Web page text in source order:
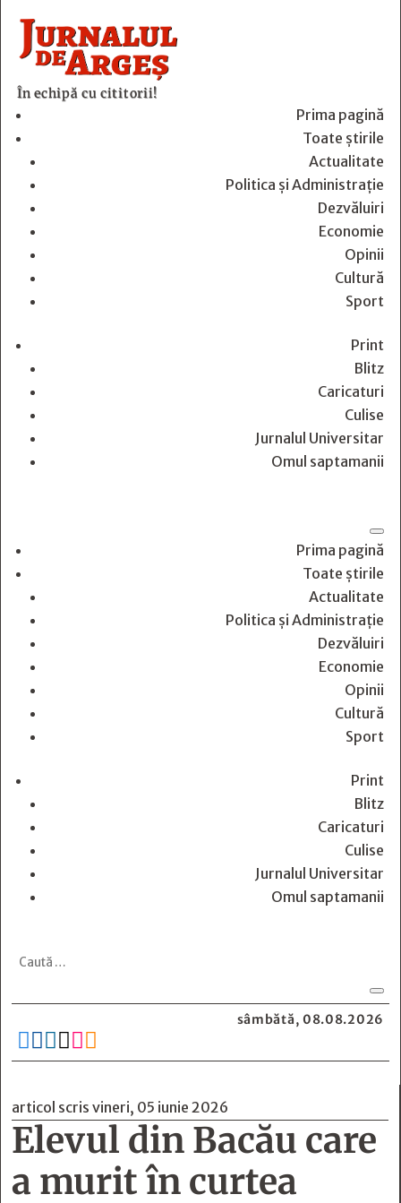
În echipă cu cititorii!
Prima pagină
Toate știrile
Actualitate
Politica și Administrație
Dezvăluiri
Economie
Opinii
Cultură
Sport
Print
Blitz
Caricaturi
Culise
Jurnalul Universitar
Omul saptamanii
Prima pagină
Toate știrile
Actualitate
Politica și Administrație
Dezvăluiri
Economie
Opinii
Cultură
Sport
Print
Blitz
Caricaturi
Culise
Jurnalul Universitar
Omul saptamanii
sâmbătă, 08.08.2026
     
articol scris vineri, 05 iunie 2026
Elevul din Bacău care
a murit în curtea